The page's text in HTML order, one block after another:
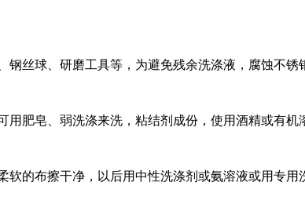
丝球、研磨工具等，为避免残余洗涤液，腐蚀不锈
肥皂、弱洗涤来洗，粘结剂成份，使用酒精或有机
的布擦干净，以后用中性洗涤剂或氨溶液或用专用